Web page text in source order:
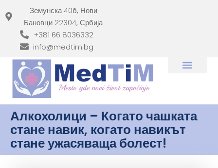
Земунска 40б, Нови
Бановци 22304, Србија
+381 66 8036332
info@medtim.bg
Алкохолици – Когато чашката
стане навик, когато навикът
стане ужасяваща болест!